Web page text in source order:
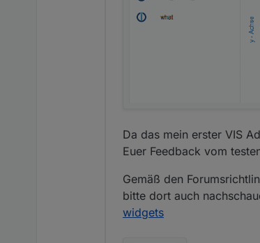
Da das mein erster VIS
Euer Feedback vom
Gemäß den
bitte dort auch
widgets